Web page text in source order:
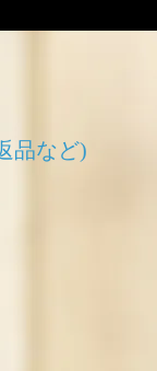
品など)